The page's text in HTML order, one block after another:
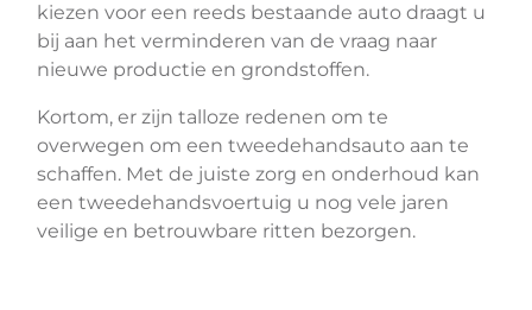
kiezen voor een reeds bestaande auto draagt u
bij aan het verminderen van de vraag naar
nieuwe productie en grondstoffen.
Kortom, er zijn talloze redenen om te
overwegen om een tweedehandsauto aan te
schaffen. Met de juiste zorg en onderhoud kan
een tweedehandsvoertuig u nog vele jaren
veilige en betrouwbare ritten bezorgen.